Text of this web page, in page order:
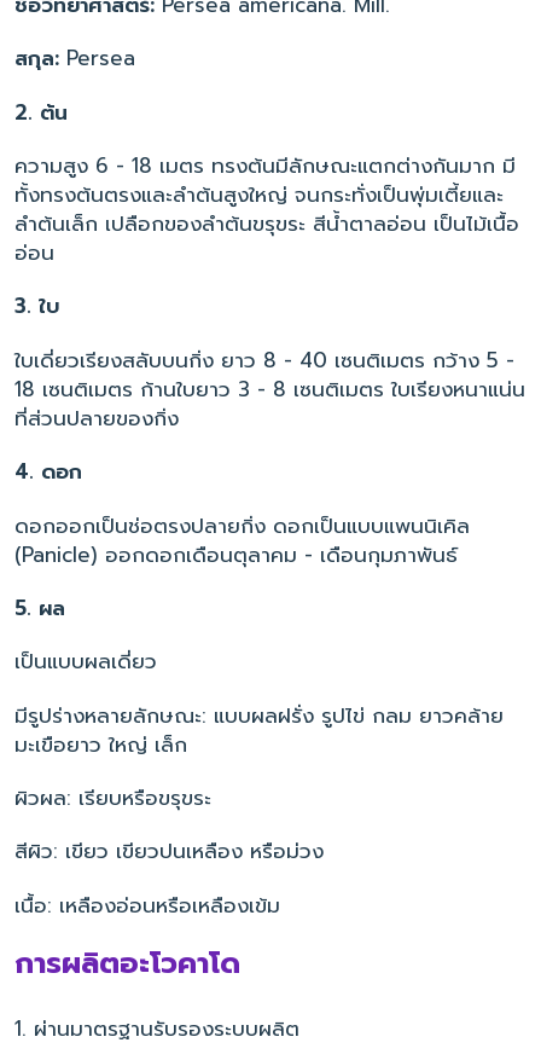
สกุล: Persea
2. ต้น
ความสูง 6 - 18 เมตร ทรงต้นมีลักษณะแตกต่างกันมาก มี
ทั้งทรงต้นตรงและลำต้นสูงใหญ่ จนกระทั่งเป็นพุ่มเตี้ยและ
ลำต้นเล็ก เปลือกของลำต้นขรุขระ สีน้ำตาลอ่อน เป็นไม้เนื้อ
อ่อน
3. ใบ
ใบเดี่ยวเรียงสลับบนกิ่ง ยาว 8 - 40 เซนติเมตร กว้าง 5 -
18 เซนติเมตร ก้านใบยาว 3 - 8 เซนติเมตร ใบเรียงหนาแน่น
ที่ส่วนปลายของกิ่ง
4. ดอก
ดอกออกเป็นช่อตรงปลายกิ่ง ดอกเป็นแบบแพนนิเคิล
(Panicle) ออกดอกเดือนตุลาคม - เดือนกุมภาพันธ์
5. ผล
เป็นแบบผลเดี่ยว
มีรูปร่างหลายลักษณะ: แบบผลฝรั่ง รูปไข่ กลม ยาวคล้าย
มะเขือยาว ใหญ่ เล็ก
ผิวผล: เรียบหรือขรุขระ
สีผิว: เขียว เขียวปนเหลือง หรือม่วง
เนื้อ: เหลืองอ่อนหรือเหลืองเข้ม
การผลิตอะโวคาโด
1. ผ่านมาตรฐานรับรองระบบผลิต